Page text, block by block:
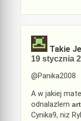
Takie
19 stycznia
@Panika2008
A w jakiej
odnalazlem
Cynika9, niz